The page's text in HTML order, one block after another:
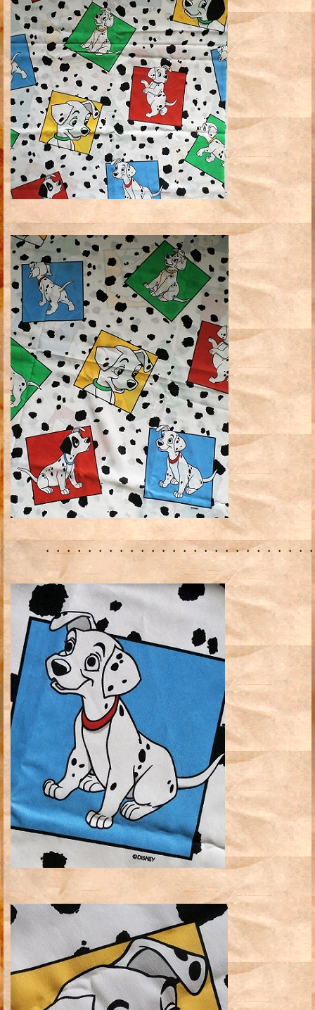
・・・・・・・・・・・・・・・・・・・・・・・・・・